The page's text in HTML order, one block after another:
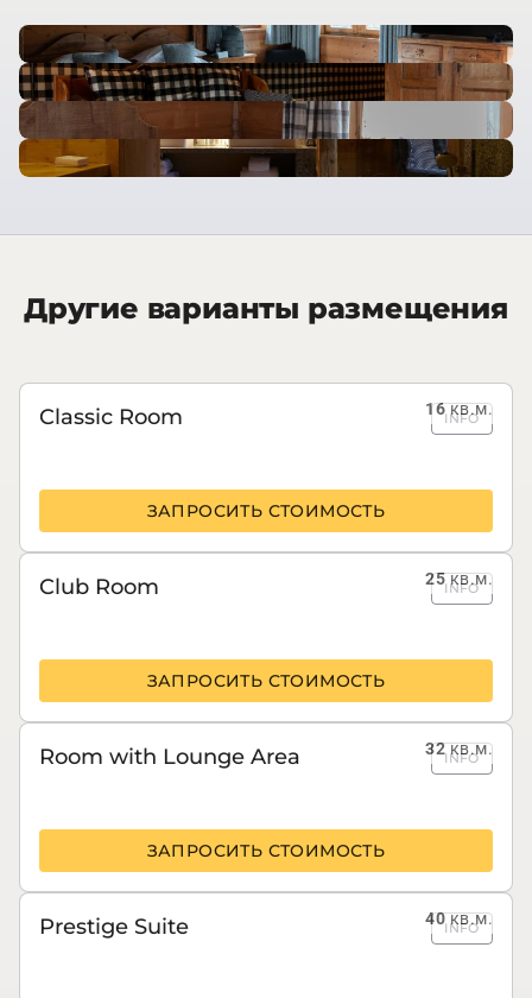
Другие варианты размещения
16кв.м.
Classic Room INFO
ЗАПРОСИТЬ СТОИМОСТЬ
25кв.м.
Club Room INFO
ЗАПРОСИТЬ СТОИМОСТЬ
32кв.м.
Room with Lounge Area INFO
ЗАПРОСИТЬ СТОИМОСТЬ
40кв.м.
Prestige Suite INFO